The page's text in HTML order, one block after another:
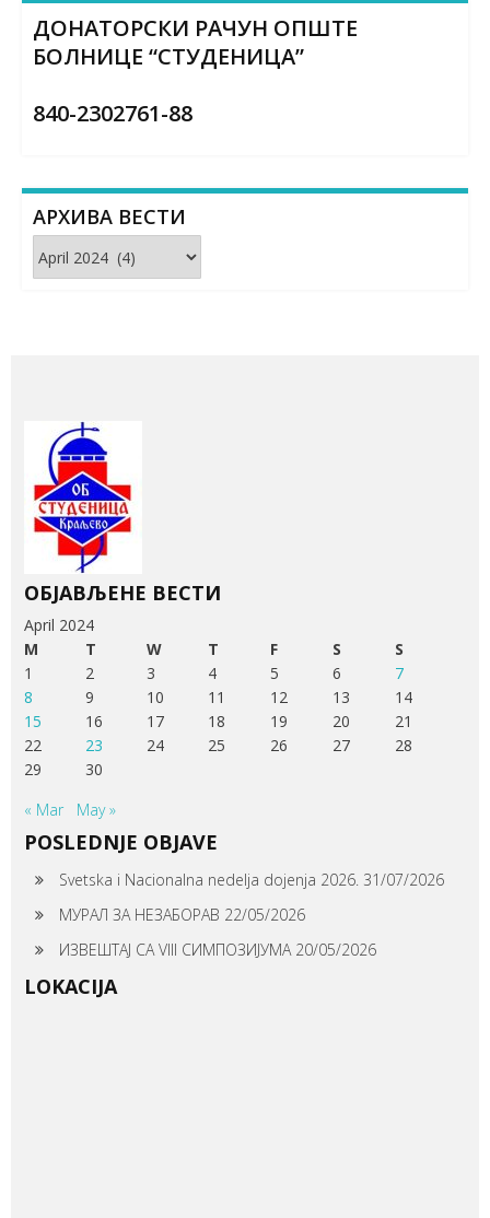
ДОНАТОРСКИ РАЧУН ОПШТЕ
БОЛНИЦЕ “СТУДЕНИЦА”
840-2302761-88
АРХИВА ВЕСТИ
Архива
вести
ОБЈАВЉЕНЕ ВЕСТИ
April 2024
M
T W T F S
S
1
2 3 4 5 6
7
8
9 10 11 12 13
14
15
16 17 18 19 20
21
22
23 24 25 26 27
28
29
30
« Mar
May »
POSLEDNJE OBJAVE
Svetska i Nacionalna nedelja dojenja 2026. 31/07/2026
МУРАЛ ЗА НЕЗАБОРАВ 22/05/2026
ИЗВЕШТАЈ СА VIII СИМПОЗИЈУМА 20/05/2026
LOKACIJA